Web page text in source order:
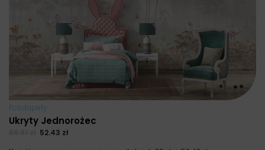
Fototapety
Ukryty Jednorożec
52.43 zł